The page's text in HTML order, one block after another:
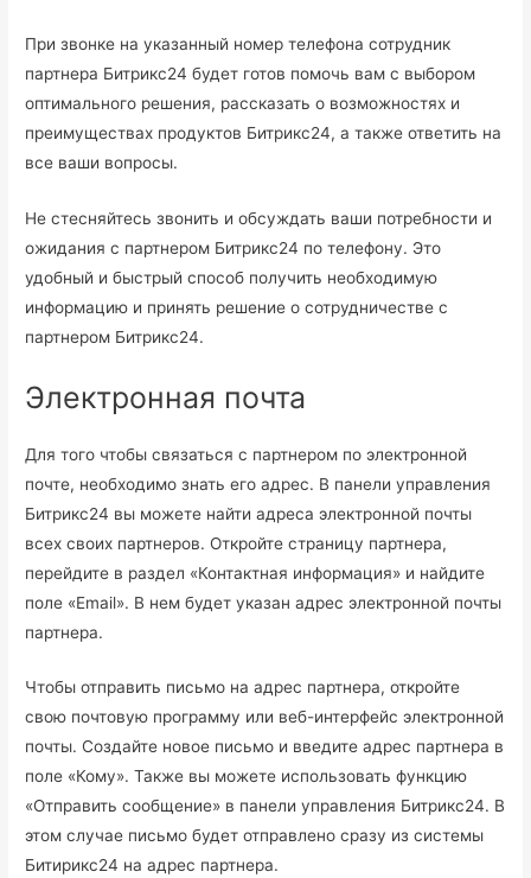
При звонке на указанный номер телефона сотрудник
партнера Битрикс24 будет готов помочь вам с выбором
оптимального решения, рассказать о возможностях и
преимуществах продуктов Битрикс24, а также ответить на
все ваши вопросы.
Не стесняйтесь звонить и обсуждать ваши потребности и
ожидания с партнером Битрикс24 по телефону. Это
удобный и быстрый способ получить необходимую
информацию и принять решение о сотрудничестве с
партнером Битрикс24.
Электронная почта
Для того чтобы связаться с партнером по электронной
почте, необходимо знать его адрес. В панели управления
Битрикс24 вы можете найти адреса электронной почты
всех своих партнеров. Откройте страницу партнера,
перейдите в раздел «Контактная информация» и найдите
поле «Email». В нем будет указан адрес электронной почты
партнера.
Чтобы отправить письмо на адрес партнера, откройте
свою почтовую программу или веб-интерфейс электронной
почты. Создайте новое письмо и введите адрес партнера в
поле «Кому». Также вы можете использовать функцию
«Отправить сообщение» в панели управления Битрикс24. В
этом случае письмо будет отправлено сразу из системы
Битирикс24 на адрес партнера.